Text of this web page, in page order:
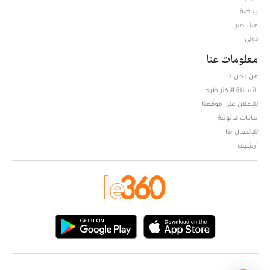
رياضة
مشاهير
دولي
معلومات عنا
من نحن ؟
الأسئلة الأكثر طرحا
للإعلان على موقعنا
بيانات قانونية
للإتصال بنا
أرشيف